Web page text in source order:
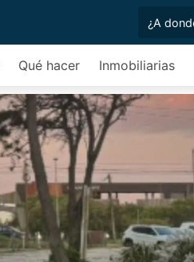
Qué hacer Inmobiliarias